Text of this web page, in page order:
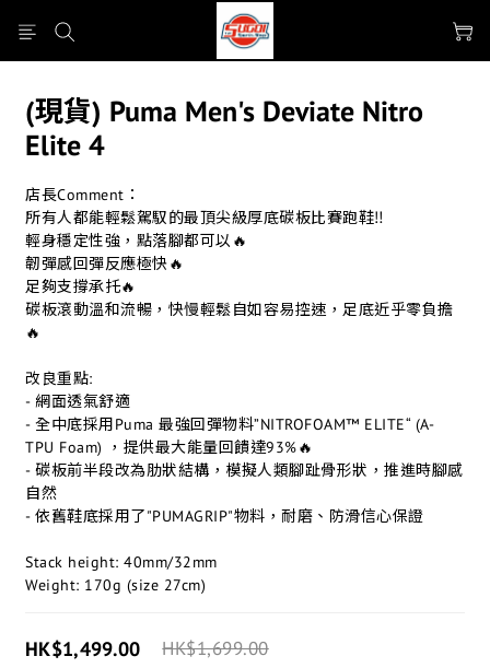
(現貨) Puma Men's Deviate Nitro
Elite 4
店長Comment：
所有人都能輕鬆駕馭的最頂尖級厚底碳板比賽跑鞋‼️
輕身穩定性強，點落腳都可以🔥
韌彈感回彈反應極快🔥
足夠支撐承托🔥
碳板滾動溫和流暢，快慢輕鬆自如容易控速，足底近乎零負擔
🔥
改良重點:
- 網面透氣舒適
- 全中底採用Puma 最強回彈物料”NITROFOAM™ ELITE“ (A-
TPU Foam) ，提供最大能量回饋達93%🔥
- 碳板前半段改為肋狀結構，模擬人類腳趾骨形狀，推進時腳感
自然
- 依舊鞋底採用了"PUMAGRIP"物料，耐磨、防滑信心保證
Stack height: 40mm/32mm
Weight: 170g (size 27cm)​
HK$1,499.00 HK$1,699.00